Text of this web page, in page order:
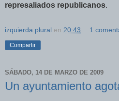
represaliados republicanos.
izquierda plural en 20:43 1
Compartir
SÁBADO, 14 DE MARZO DE 2009
Un ayuntamiento